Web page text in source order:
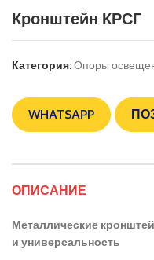
Кронштейн КРСГ
Категория:Опоры
WHATSAPP
ОПИСАНИЕ
Металлические
и универсальность